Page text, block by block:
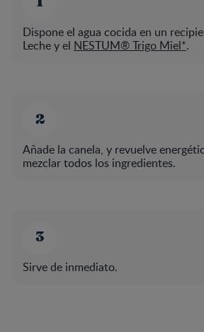
Dispone el agua cocida en un
Leche y el NESTUM® Trigo Miel*.
Añade la canela, y revuelve
mezclar todos los ingredientes.
Sirve de inmediato.